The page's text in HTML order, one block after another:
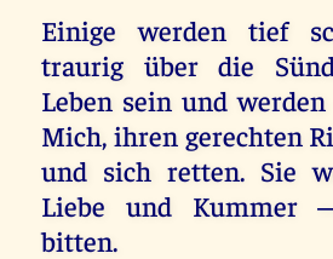
Einige werden tief
traurig über die
Leben sein und
Mich, ihren gerechten
und sich retten. Sie
Liebe und Kummer
bitten.